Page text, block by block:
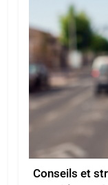
Conseils et